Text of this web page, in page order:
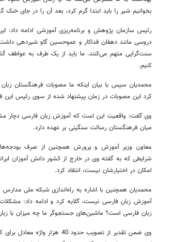
بخوانیم شیر را باید ابتدا گرم کرد، بعد آن را در جای
رئیس سازمان پژوهش و برنامه‌ریزی آموزشی ادامه داد:
دروسی مانند دهقان فداکار و عموحسین گاو شیردهی
سنت‌گرایی متهم می‌کنند. ما باید از یک طرف به عواطف
کنیم.
محمدیان سپس با بیان اینکه ما مصوبات فرهنگستان زبان
کرد این مصوبات در زمان پیشنهاد شده از سوی رئیس این فرهنگستان (2
وی گفت: واقعیت این است که آموزش زبان فارسی دچار
میان فرهنگستان رسالت سنگینی بر عهده دارد.
معاون وزیر آموزش و پرورش همچنین از صرف
شرایطی که به گفته وی در خارج از کشور دانش آموزان
امکان در اختیارشان نیست، انتقاد کرد.
محمدیان همچنین با اشاره به راه‌اندازی شبکه ملی مدارس
آموزش زبان فارسی نیست، گلایه کرد و ادامه داد:
زبان فارسی است؟ ماشین‌های جستجوگر ما چه میزان با
وی ضمن تقدیر از تصویب حدود
روزنامه‌های اقتصادی چهارشنبه ۱۴ مرداد ۱۴۰۵